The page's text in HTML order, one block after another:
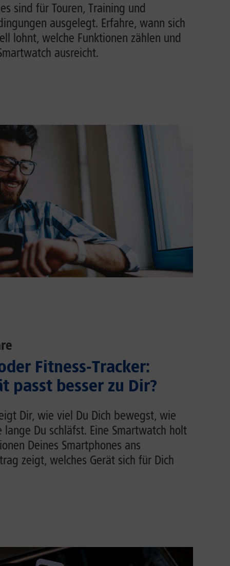
sind für Touren, Training und
ausgelegt. Erfahre, wann sich
lohnt, welche Funktionen zählen und
ausreicht.
Fitness-Tracker:
passt besser zu Dir?
Dir, wie viel Du Dich bewegst, wie
Du schläfst. Eine Smartwatch holt
Deines Smartphones ans
zeigt, welches Gerät sich für Dich